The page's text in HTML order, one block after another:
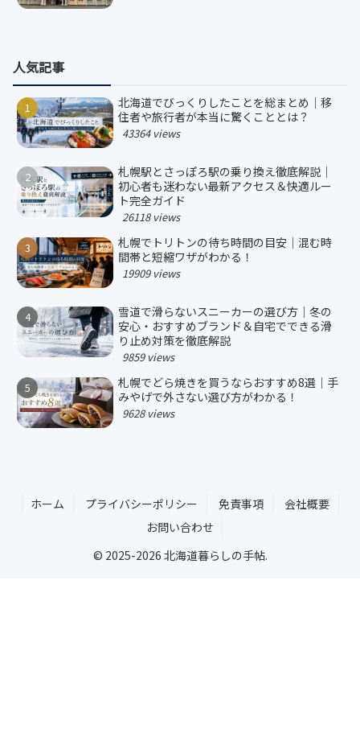
人気記事
北海道でびっくりしたことを総まとめ｜移
住者や旅行者が本当に驚くこととは？
43364 views
札幌駅とさっぽろ駅の乗り換え徹底解説｜
初心者も迷わない最新アクセス＆快適ルー
ト完全ガイド
26118 views
札幌でトリトンの待ち時間の目安｜混む時
間帯と短縮ワザがわかる！
19909 views
雪道で滑らないスニーカーの選び方｜冬の
安心・おすすめブランド＆自宅でできる滑
り止め対策を徹底解説
9859 views
札幌でどら焼きを買うならおすすめ8選｜手
みやげで外さない選び方がわかる！
9628 views
ホーム プライバシーポリシー 免責事項
会社概要
お問い合わせ
© 2025-2026 北海道暮らしの手帖.